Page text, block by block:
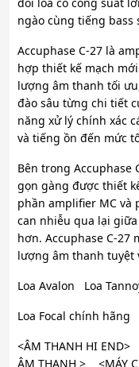
ngào cùng tiếng bass
Accuphase C-27 là
hợp thiết kế mạch
lượng âm thanh tối
đào sâu từng chi tiết
năng xử lý chính xác
và tiếng ồn đến mức
Bên trong Accuphase
gọn gàng được thiết
phần amplifier MC và
can nhiễu qua lại
hơn. Accuphase C-
lượng âm thanh tuyệt
Loa Avalon Loa
Loa Focal chính hãng
<ÂM THANH HI
ÂM THANH > <MÁY